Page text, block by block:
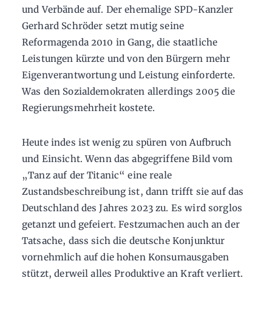
und Verbände auf. Der ehemalige SPD-Kanzler
Gerhard Schröder setzt mutig seine
Reformagenda 2010 in Gang, die staatliche
Leistungen kürzte und von den Bürgern mehr
Eigenverantwortung und Leistung einforderte.
Was den Sozialdemokraten allerdings 2005 die
Regierungsmehrheit kostete.
Heute indes ist wenig zu spüren von Aufbruch
und Einsicht. Wenn das abgegriffene Bild vom
„Tanz auf der Titanic“ eine reale
Zustandsbeschreibung ist, dann trifft sie auf das
Deutschland des Jahres 2023 zu. Es wird sorglos
getanzt und gefeiert. Festzumachen auch an der
Tatsache, dass sich die deutsche Konjunktur
vornehmlich auf die hohen Konsumausgaben
stützt, derweil alles Produktive an Kraft verliert.